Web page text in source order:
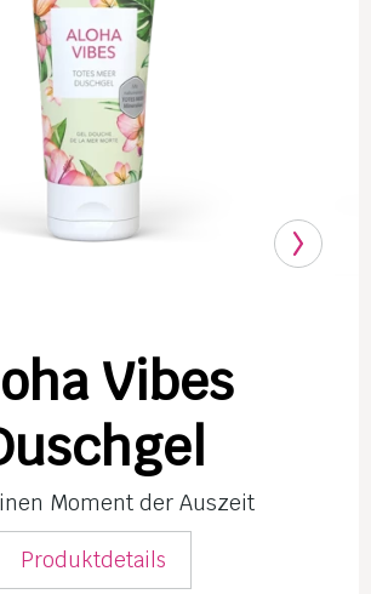
Vibes
Moment der Auszeit
Produktdetails